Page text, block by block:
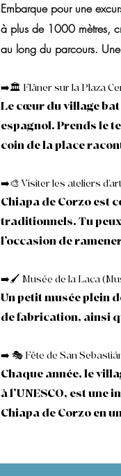
Embarque pour une
à plus de 1000 mètres,
au long du parcours.
➡️🏛️ Flâner sur la Plaza
Le cœur du village
espagnol. Prends le
coin de la place
➡️🎨 Visiter les ateliers
Chiapa de Corzo est
traditionnels. Tu
l’occasion de
➡️🖌️ Musée de la Laca
Un petit musée plein
de fabrication, ainsi
➡️ 🎭 Fête de San
Chaque année, le
à l’UNESCO, est
Chiapa de Corzo en